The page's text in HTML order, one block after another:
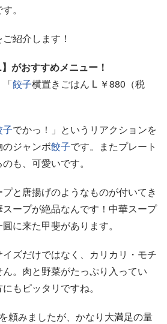
。
ご紹介します！
がおすすめメニュー！
「餃子横置きごはん L ￥880（税
子でかっ！」というリアクションを
ジャンボ餃子です。またプレート
も、可愛いです。
と唐揚げのようなものが付いてき
ープが絶品なんです！中華スープ
に来た甲斐があります。
ズだけではなく、カリカリ・モチ
。肉と野菜がたっぷり入ってい
もピッタリですね。
頼みましたが、かなり大満足の量